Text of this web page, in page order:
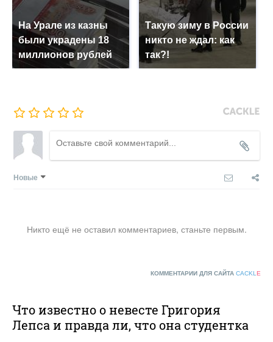
На Урале из казны
были украдены 18
миллионов рублей
Такую зиму в России
никто не ждал: как
так?!
Новые
Никто ещё не оставил комментариев, станьте первым.
КОММЕНТАРИИ ДЛЯ САЙТА CACKL E
Что известно о невесте Григория
Лепса и правда ли, что она студентка